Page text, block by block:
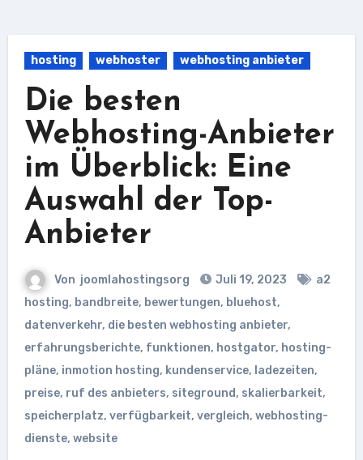
hosting webhoster webhosting anbieter
Die besten
Webhosting-Anbieter
im Überblick: Eine
Auswahl der Top-
Anbieter
Von joomlahostingsorg Juli 19, 2023
a2
hosting, bandbreite, bewertungen, bluehost,
datenverkehr, die besten webhosting anbieter,
erfahrungsberichte, funktionen, hostgator, hosting-
pläne, inmotion hosting, kundenservice, ladezeiten,
preise, ruf des anbieters, siteground, skalierbarkeit,
speicherplatz, verfügbarkeit, vergleich, webhosting-
dienste, website